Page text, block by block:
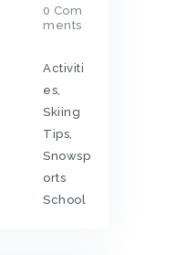
0 Com
ments
Activiti
es
Skiing
Tips
Snowsp
orts
School